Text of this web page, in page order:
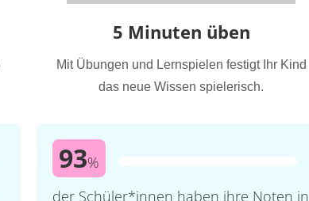
5 Minuten üben
Mit Übungen und Lernspielen festigt Ihr Kind
das neue Wissen spielerisch.
93%
der Schüler*innen haben ihre Noten in